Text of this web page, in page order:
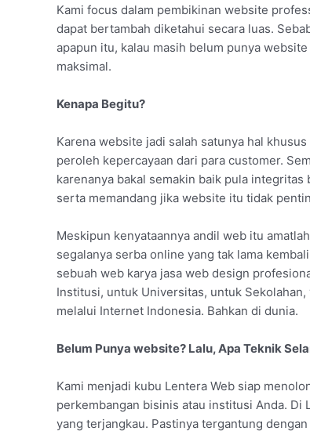
Kami focus dalam pembikinan website
dapat bertambah diketahui secara luas.
apapun itu, kalau masih belum punya
maksimal.
Kenapa Begitu?
Karena website jadi salah satunya hal
peroleh kepercayaan dari para customer.
karenanya bakal semakin baik pula
serta memandang jika website itu tidak
Meskipun kenyataannya andil web itu
segalanya serba online yang tak lama
sebuah web karya jasa web design
Institusi, untuk Universitas, untuk
melalui Internet Indonesia. Bahkan di dunia.
Belum Punya website? Lalu, Apa Teknik
Kami menjadi kubu Lentera Web siap
perkembangan bisinis atau institusi Anda. Di
yang terjangkau. Pastinya tergantung